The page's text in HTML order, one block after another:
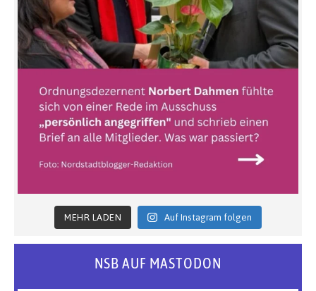
MEHR LADEN Auf Instagram folgen
NSB AUF MASTODON